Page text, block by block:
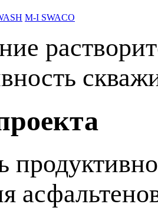
M-I SWACO